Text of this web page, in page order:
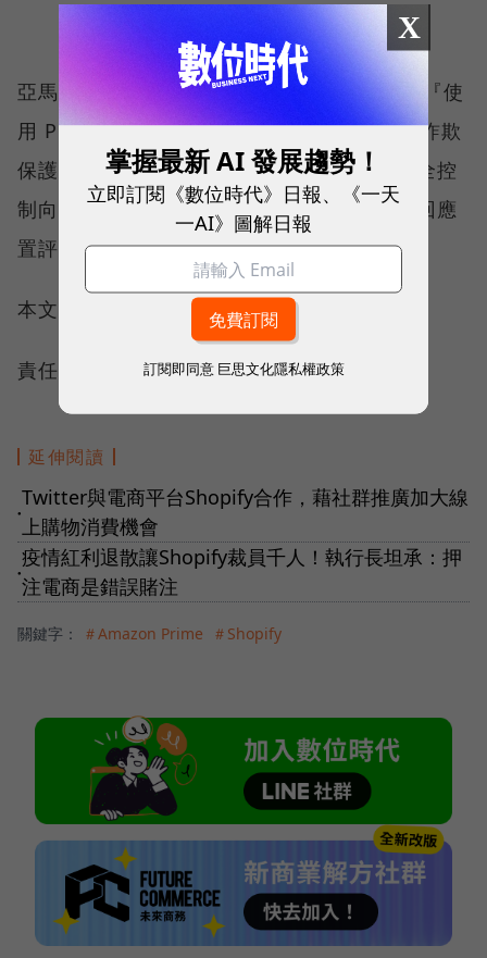
亞馬遜補充：「我們使用 Amazon Pay 處理『使
用 Prime 購買』的訂單，而亞馬遜網站上防詐欺
保護的技術涵蓋 Amazon Pay，商家可以完全控
制向客戶收取的價格。 」Shopify 則未立即回應
置評請求。
本文授權轉載自 鉅亨網
責任編輯：侯品如
延伸閱讀
●
Twitter與電商平台Shopify合作，藉社群推廣加大線
上購物消費機會
●
疫情紅利退散讓Shopify裁員千人！執行長坦承：押
注電商是錯誤賭注
關鍵字： ＃Amazon Prime ＃Shopify
X
掌握最新 AI 發展趨勢！
立即訂閱《數位時代》日報、《一天
一AI》圖解日報
訂閱即同意 巨思文化隱私權政策